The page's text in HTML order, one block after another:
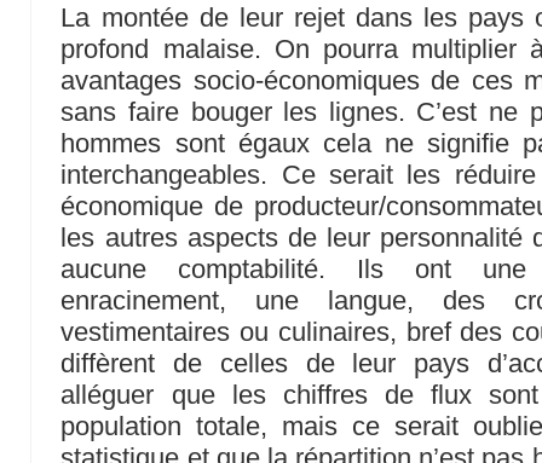
La montée de leur rejet dans les pays
profond malaise. On pourra multiplier
avantages socio-économiques de ces
sans faire bouger les lignes. C’est ne
hommes sont égaux cela ne signifie
interchangeables. Ce serait les
économique de producteur/
les autres aspects de leur personnalité
aucune comptabilité. Ils ont
enracinement, une langue, des
vestimentaires ou culinaires, bref des
diffèrent de celles de leur pays
alléguer que les chiffres de flux
population totale, mais ce serait